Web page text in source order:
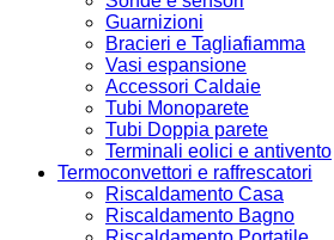
Guarnizioni
Bracieri e Tagliafiamma
Vasi espansione
Accessori Caldaie
Tubi Monoparete
Tubi Doppia parete
Terminali eolici e antivento
Termoconvettori e raffrescatori
Riscaldamento Casa
Riscaldamento Bagno